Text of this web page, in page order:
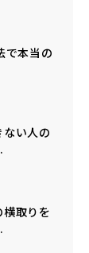
で本当の
い人の
取りを